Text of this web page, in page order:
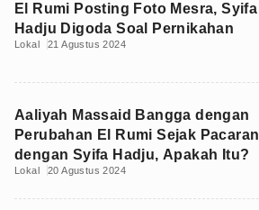
El Rumi Posting Foto Mesra, Syifa
Hadju Digoda Soal Pernikahan
Lokal 21 Agustus 2024
Aaliyah Massaid Bangga dengan
Perubahan El Rumi Sejak Pacaran
dengan Syifa Hadju, Apakah Itu?
Lokal 20 Agustus 2024